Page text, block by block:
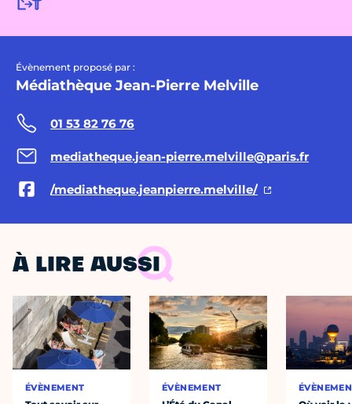
Évènement proposé par :
Médiathèque Jean-Pierre Melville
01 53 82 76 76
mediatheque.jean-pierre.melville@paris.fr
/mediatheque.jeanpierre.melville/
À LIRE AUSSI
ÉVÈNEMENT ÉVÈNEMENT